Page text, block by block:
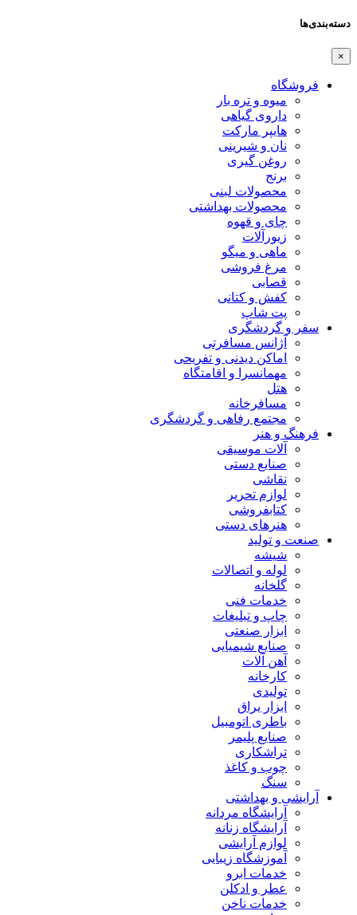
دسته‌بندی‌ها
×
فروشگاه
میوه و تره بار
داروی گیاهی
هایپر مارکت
نان و شیرینی
روغن گیری
برنج
محصولات لبنی
محصولات بهداشتی
چای و قهوه
زیورآلات
ماهی و میگو
مرغ فروشی
قصابی
کفش و کتانی
پت شاپ
سفر و گردشگری
آژانس مسافرتی
اماکن دیدنی و تفریحی
مهمانسرا و اقامتگاه
هتل
مسافرخانه
مجتمع رفاهی و گردشگری
فرهنگ و هنر
آلات موسیقی
صنایع دستی
نقاشی
لوازم تحریر
کتابفروشی
هنرهای دستی
صنعت و تولید
شیشه
لوله و اتصالات
گلخانه
خدمات فنی
چاپ و تبلیغات
ابزار صنعتی
صنایع شیمیایی
آهن آلات
کارخانه
تولیدی
ابزار یراق
باطری اتومبیل
صنایع پلیمر
تراشکاری
چوب و کاغذ
سنگ
آرایشی و بهداشتی
آرایشگاه مردانه
آرایشگاه زنانه
لوازم آرایشی
آموزشگاه زیبایی
خدمات ابرو
عطر و ادکلن
خدمات ناخن